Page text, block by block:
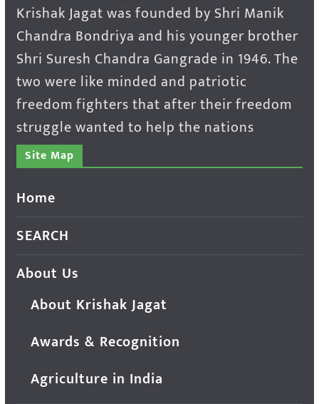
Krishak Jagat was founded by Shri Manik
Chandra Bondriya and his younger brother
Shri Suresh Chandra Gangrade in 1946. The
two were like minded and patriotic
freedom fighters that after their freedom
struggle wanted to help the nations
Site Map
Home
SEARCH
About Us
About Krishak Jagat
Awards & Recognition
Agriculture in India